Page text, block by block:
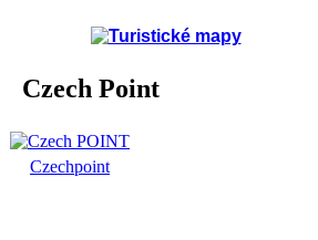
Czech Point
Czechpoint